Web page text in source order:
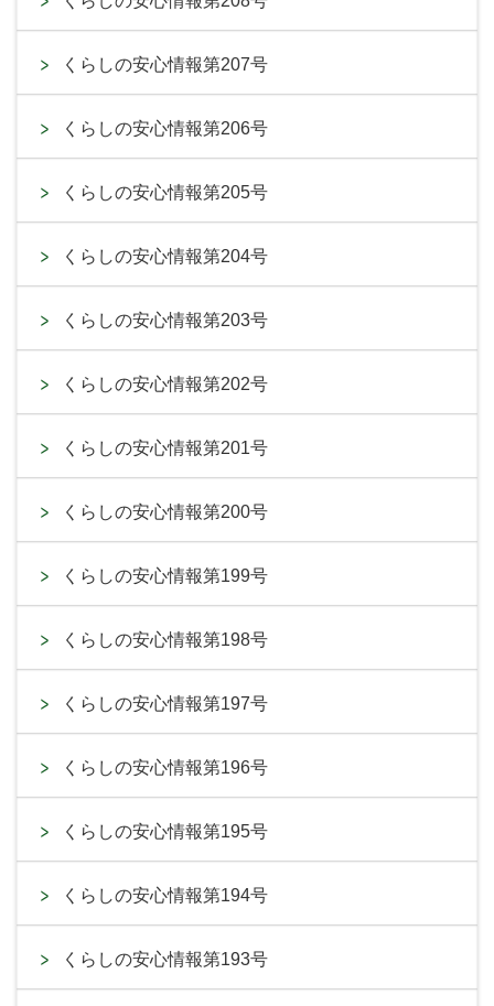
くらしの安心情報第207号
くらしの安心情報第206号
くらしの安心情報第205号
くらしの安心情報第204号
くらしの安心情報第203号
くらしの安心情報第202号
くらしの安心情報第201号
くらしの安心情報第200号
くらしの安心情報第199号
くらしの安心情報第198号
くらしの安心情報第197号
くらしの安心情報第196号
くらしの安心情報第195号
くらしの安心情報第194号
くらしの安心情報第193号